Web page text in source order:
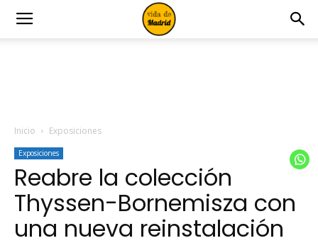
Inicio Exposiciones
Exposiciones
Reabre la colección
Thyssen-Bornemisza con
una nueva reinstalación